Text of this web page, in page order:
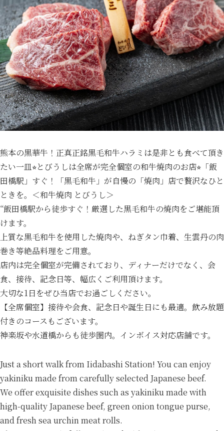
熊本の黒華牛！正真正銘黒毛和牛ハラミは是非とも食べて頂き
たい一皿⭐︎とびうしは全席が完全個室の和牛焼肉のお店⭐︎「飯
田橋駅」すぐ！「黒毛和牛」が自慢の「焼肉」店で贅沢なひと
ときを。＜和牛焼肉 とびうし＞
“飯田橋駅から徒歩すぐ！厳選した黒毛和牛の焼肉をご堪能頂
けます。
上質な黒毛和牛を使用した焼肉や、ねぎタン巾着、生雲丹の肉
巻き等絶品料理をご用意。
店内は完全個室が完備されており、ディナーだけでなく、会
食、接待、記念日等、幅広くご利用頂けます。
大切な1日をぜひ当店でお過ごしください。
【全席個室】接待や会食、記念日や誕生日にも最適。飲み放題
付きのコースもございます。
神楽坂や水道橋からも徒歩圏内。インボイス対応店舗です。
Just a short walk from Iidabashi Station! You can enjoy
yakiniku made from carefully selected Japanese beef.
We offer exquisite dishes such as yakiniku made with
high-quality Japanese beef, green onion tongue purse,
and fresh sea urchin meat rolls.